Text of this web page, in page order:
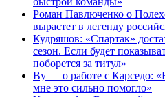
Роман Павлюченко о
вырастет в легенду
Кудряшов: «Спартак»
сезон. Если будет
поборется за титул»
Ву — о работе с Карседо:
мне это сильно помогло»